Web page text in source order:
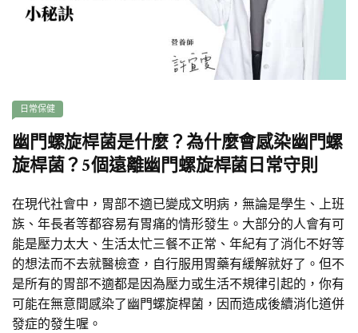
日常保健
幽門螺旋桿菌是什麼？為什麼會感染幽門螺
旋桿菌？5個遠離幽門螺旋桿菌日常守則
在現代社會中，胃部不適已變成文明病，無論是學生、上班
族、年長者等都容易有胃痛的情形發生。大部分的人會有可
能是壓力太大、生活太忙三餐不正常、年紀有了消化不好等
的想法而不去就醫檢查，自行服用胃藥有緩解就好了。但不
是所有的胃部不適都是因為壓力或生活不規律引起的，你有
可能在無意間感染了幽門螺旋桿菌，因而造成後續消化道併
發症的發生喔。